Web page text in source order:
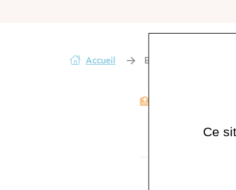
Accueil Essais cliniques –
🏥GHI Le Raincy-
Ce